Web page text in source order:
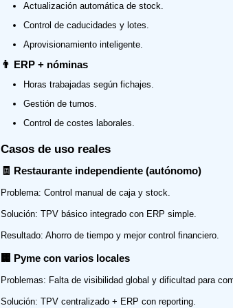
Actualización automática de stock.
Control de caducidades y lotes.
Aprovisionamiento inteligente.
👨 ERP + nóminas
Horas trabajadas según fichajes.
Gestión de turnos.
Control de costes laborales.
Casos de uso reales
🧾 Restaurante independiente (autónomo)
Problema: Control manual de caja y stock.
Solución: TPV básico integrado con ERP simple.
Resultado: Ahorro de tiempo y mejor control financiero.
🏢 Pyme con varios locales
Problemas: Falta de visibilidad global y dificultad para
Solución: TPV centralizado + ERP con reporting.